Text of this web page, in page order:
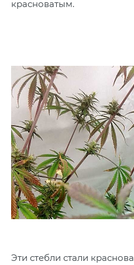
красноватым.
Эти стебли стали